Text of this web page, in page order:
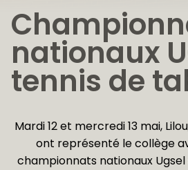
nationaux
tennis de
Mardi 12 et mercredi 13 mai,
ont représenté le collège
championnats nationaux Ugsel